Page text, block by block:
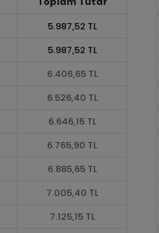
5.987,52 TL
5.987,52 TL
6.406,65 TL
6.526,40 TL
6.646,15 TL
6.765,90 TL
6.885,65 TL
7.005,40 TL
7.125,15 TL